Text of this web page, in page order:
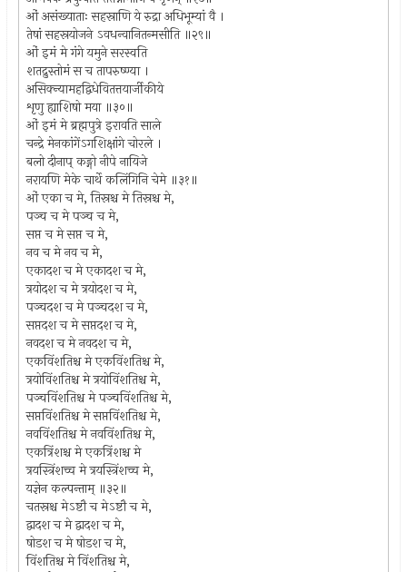
ओं असंख्याताः सहस्राणि ये रुद्रा अधिभूम्यां वै ।
तेषां सहस्रयोजने ऽवधन्वानितन्मसीति ॥२९॥
ओं इमं मे गंगे यमुने सरस्वति
शतद्रुस्तोमं स च तापरुष्ण्या ।
असिक्न्यामहद्विधेवितत्तयार्जीकीये
शृणु ह्याशिषो मया ॥३०॥
ओं इमं मे ब्रह्मपुत्रे इरावति साले
चन्द्रे मेनकांगेंऽगशिक्षांगे चोरले ।
बलो दीनाप् कङ्गो नीपे नायिजे
नरायणि मेके चार्थे कलिंगिनि चेमे ॥३१॥
ओं एका च मे, तिस्रश्च मे तिस्रश्च मे,
पञ्च च मे पञ्च च मे,
सप्त च मे सप्त च मे,
नव च मे नव च मे,
एकादश च मे एकादश च मे,
त्रयोदश च मे त्रयोदश च मे,
पञ्चदश च मे पञ्चदश च मे,
सप्तदश च मे सप्तदश च मे,
नवदश च मे नवदश च मे,
एकविंशतिश्च मे एकविंशतिश्च मे,
त्रयोविंशतिश्च मे त्रयोविंशतिश्च मे,
पञ्चविंशतिश्च मे पञ्चविंशतिश्च मे,
सप्तविंशतिश्च मे सप्तविंशतिश्च मे,
नवविंशतिश्च मे नवविंशतिश्च मे,
एकत्रिंशश्च मे एकत्रिंशश्च मे
त्रयस्त्रिंशच्च मे त्रयस्त्रिंशच्च मे,
यज्ञेन कल्पन्ताम् ॥३२॥
चतस्रश्च मेऽष्टौ च मेऽष्टौ च मे,
द्वादश च मे द्वादश च मे,
षोडश च मे षोडश च मे,
विंशतिश्च मे विंशतिश्च मे,